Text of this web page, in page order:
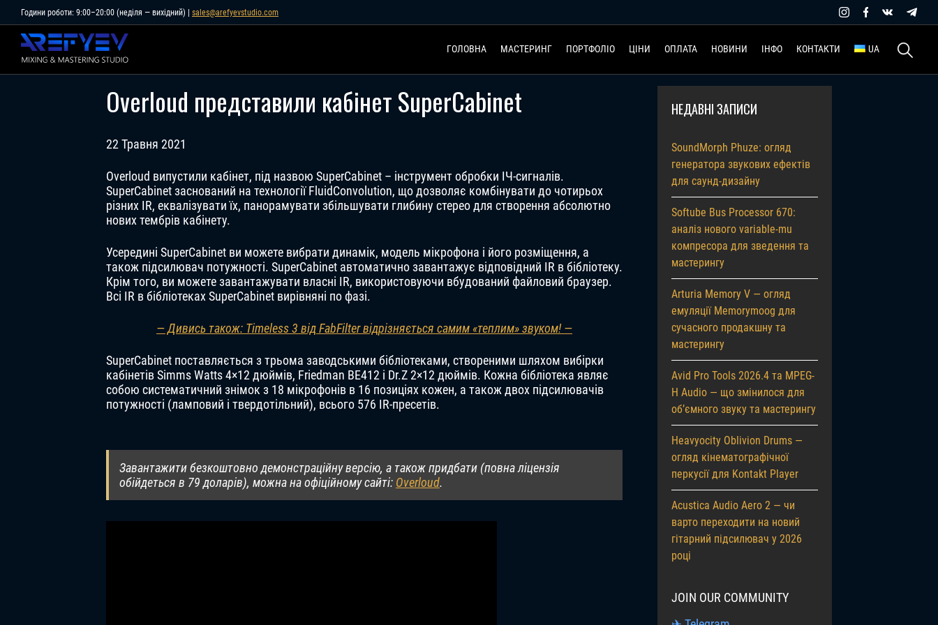
to
content
Години роботи: 9:00–20:00 (неділя — вихідний) | sales@arefyevstudio.com
ГОЛОВНА МАСТЕРИНГ ПОРТФОЛІО ЦІНИ ОПЛАТА НОВИНИ ІНФО КОНТАКТИ UA Пошук:
Overloud представили кабінет SuperCabinet
22 Травня 2021
Overloud випустили кабінет, під назвою SuperCabinet – інструмент обробки ІЧ-сигналів.
SuperCabinet заснований на технології FluidConvolution, що дозволяє комбінувати до чотирьох
різних IR, еквалізувати їх, панорамувати збільшувати глибину стерео для створення абсолютно
нових тембрів кабінету.
Усередині SuperCabinet ви можете вибрати динамік, модель мікрофона і його розміщення, а
також підсилювач потужності. SuperCabinet автоматично завантажує відповідний IR в бібліотеку.
Крім того, ви можете завантажувати власні IR, використовуючи вбудований файловий браузер.
Всі IR в бібліотеках SuperCabinet вирівняні по фазі.
— Дивись також: Timeless 3 від FabFilter відрізняється самим «теплим» звуком! —
SuperCabinet поставляється з трьома заводськими бібліотеками, створеними шляхом вибірки
кабінетів Simms Watts 4×12 дюймів, Friedman BE412 і Dr.Z 2×12 дюймів. Кожна бібліотека являє
собою систематичний знімок з 18 мікрофонів в 16 позиціях кожен, а також двох підсилювачів
потужності (ламповий і твердотільний), всього 576 IR-пресетів.
Завантажити безкоштовно демонстраційну версію, а також придбати (повна ліцензія
обійдеться в 79 доларів), можна на офіційному сайті: Overloud.
НЕДАВНІ ЗАПИСИ
SoundMorph Phuze: огляд
генератора звукових ефектів
для саунд-дизайну
Softube Bus Processor 670:
аналіз нового variable-mu
компресора для зведення та
мастерингу
Arturia Memory V — огляд
емуляції Memorymoog для
сучасного продакшну та
мастерингу
Avid Pro Tools 2026.4 та MPEG-
H Audio — що змінилося для
об’ємного звуку та мастерингу
Heavyocity Oblivion Drums —
огляд кінематографічної
перкусії для Kontakt Player
Acustica Audio Aero 2 — чи
варто переходити на новий
гітарний підсилювач у 2026
році
JOIN OUR COMMUNITY